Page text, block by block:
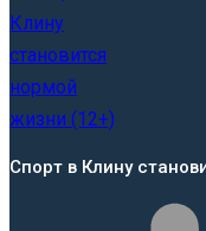
Спорт в Клину